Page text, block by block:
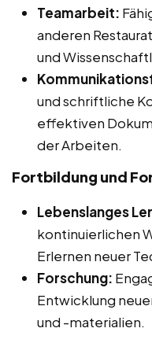
Teamarbeit:
anderen
und
und schriftliche
effektiven
der Arbeiten.
Fortbildung und
Lebenslanges
kontinuierlichen
Erlernen neuer
Forschung:
Entwicklung
und -materialien.